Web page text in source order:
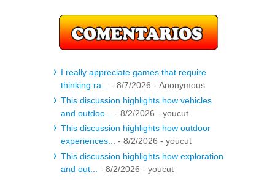
I really appreciate games that require
thinking ra...
- 8/7/2026 - Anonymous
This discussion highlights how vehicles
and outdoo...
- 8/2/2026 - youcut
This discussion highlights how outdoor
experiences...
- 8/2/2026 - youcut
This discussion highlights how exploration
and out...
- 8/2/2026 - youcut